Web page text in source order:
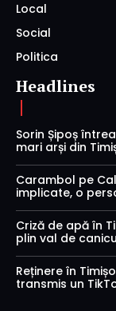
Local
Social
Politica
Headlines
Sorin Șipoș
mari arși din
Carambol pe
implicate, o
Criză de apă în
plin val de
Reținere în
transmis un